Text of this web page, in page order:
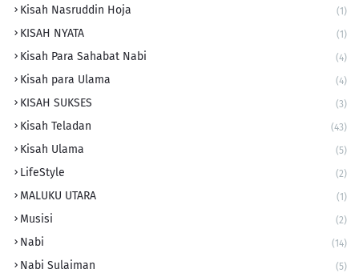
Kisah Nasruddin Hoja (1)
KISAH NYATA (1)
Kisah Para Sahabat Nabi (4)
Kisah para Ulama (4)
KISAH SUKSES (3)
Kisah Teladan (43)
Kisah Ulama (5)
LifeStyle (2)
MALUKU UTARA (1)
Musisi (2)
Nabi (14)
Nabi Sulaiman (5)